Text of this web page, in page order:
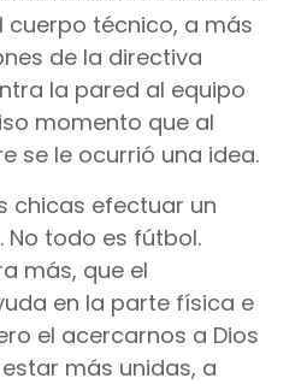
cuerpo técnico, a más
de la directiva
la pared al equipo
momento que al
se le ocurrió una idea.
chicas efectuar un
No todo es fútbol.
más, que el
en la parte física e
el acercarnos a Dios
más unidas, a